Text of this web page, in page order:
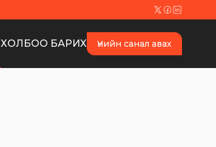
ХОЛБОО БАРИХ Үнийн санал авах